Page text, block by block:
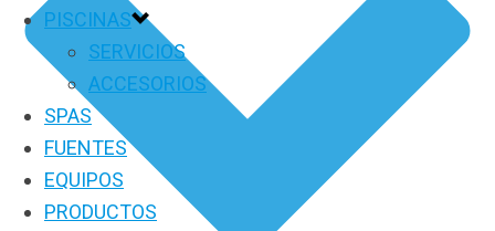
PISCINAS
SERVICIOS
ACCESORIOS
SPAS
FUENTES
EQUIPOS
PRODUCTOS